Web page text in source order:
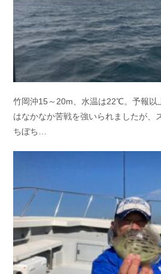
竹岡沖15～20m、水温は22℃。予報以
はなかなか苦戦を強いられましたが、
ちぼち…